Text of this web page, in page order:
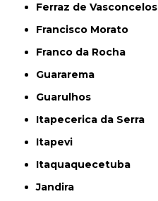
Ferraz de Vasconcelos
Francisco Morato
Franco da Rocha
Guararema
Guarulhos
Itapecerica da Serra
Itapevi
Itaquaquecetuba
Jandira